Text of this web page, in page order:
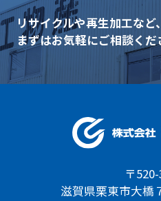
リサイクルや再生加工など、
まずはお気軽にご相談くだ
〒
滋賀県栗東市大橋